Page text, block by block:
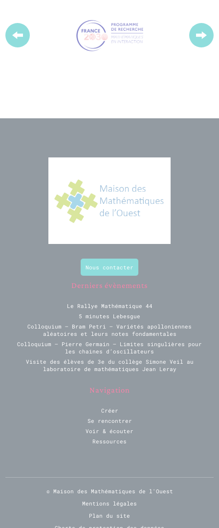
Nous contacter
Derniers évènements
Le Rallye Mathématique 44
5 minutes Lebesgue
Colloquium – Bram Petri – Variétés apolloniennes
aléatoires et leurs notes fondamentales
Colloquium – Pierre Germain – Limites singulières pour
les chaines d’oscillateurs
Visite des élèves de 3e du collège Simone Veil au
laboratoire de mathématiques Jean Leray
Navigation
Créer
Se rencontrer
Voir & écouter
Ressources
© Maison des Mathématiques de l'Ouest
Mentions légales
Plan du site